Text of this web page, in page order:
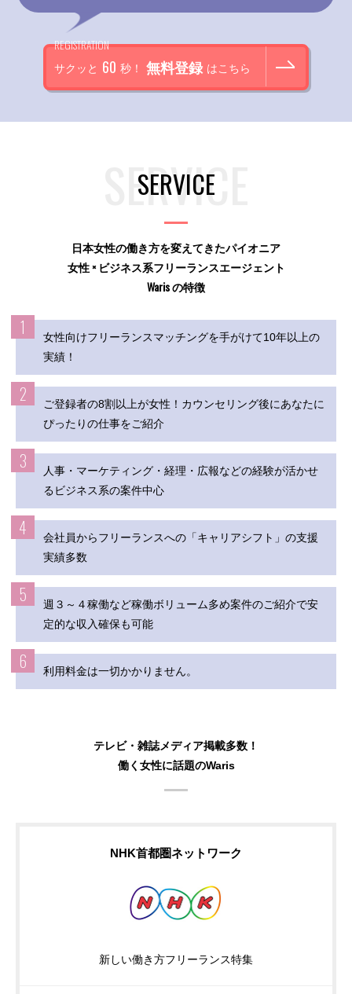
REGISTRATION
サクッと 60 秒！ 無料登録 はこちら
SERVICE
日本女性の働き方を変えてきたパイオニア
女性 × ビジネス系フリーランスエージェント
Waris の特徴
1
女性向けフリーランスマッチングを手がけて10年以上の
実績！
2
ご登録者の8割以上が女性！カウンセリング後にあなたに
ぴったりの仕事をご紹介
3
人事・マーケティング・経理・広報などの経験が活かせ
るビジネス系の案件中心
4
会社員からフリーランスへの「キャリアシフト」の支援
実績多数
5
週３～４稼働など稼働ボリューム多め案件のご紹介で安
定的な収入確保も可能
6 利用料金は一切かかりません。
テレビ・雑誌メディア掲載多数！
働く女性に話題のWaris
NHK首都圏ネットワーク
新しい働き方フリーランス特集